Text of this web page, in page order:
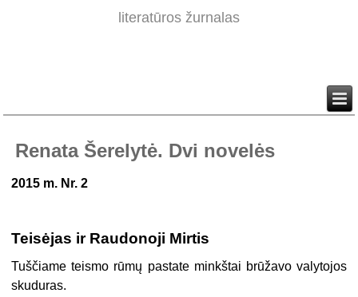
literatūros žurnalas
Renata Šerelytė. Dvi novelės
2015 m. Nr. 2
Teisėjas ir Raudonoji Mirtis
Tuščiame teismo rūmų pastate minkštai brūžavo valytojos
skuduras.